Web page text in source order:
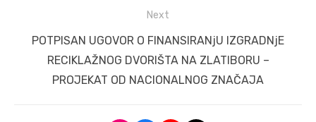
Next
Next
POTPISAN UGOVOR O FINANSIRANjU IZGRADNjE
RECIKLAŽNOG DVORIŠTA NA ZLATIBORU –
PROJEKAT OD NACIONALNOG ZNAČAJA